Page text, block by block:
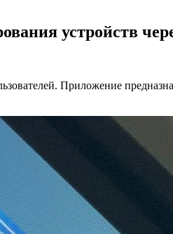
устройств
Приложение